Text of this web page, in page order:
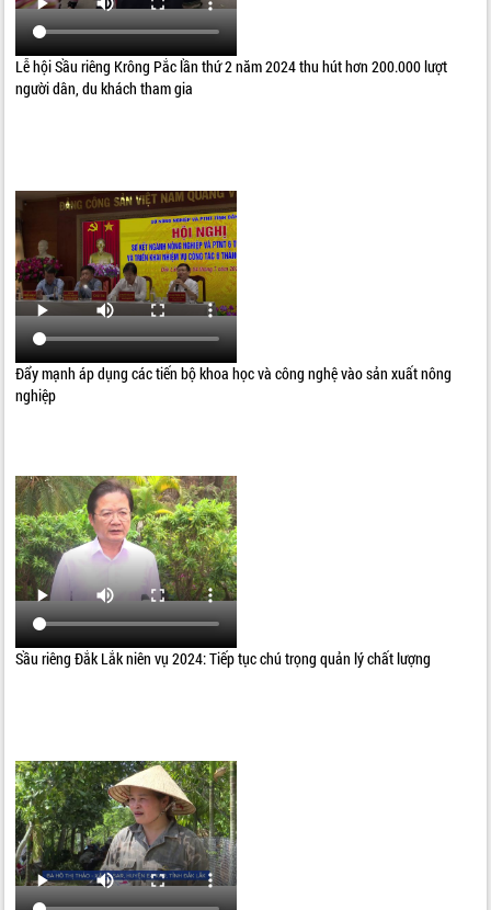
Lễ hội Sầu riêng Krông Pắc lần thứ 2 năm 2024 thu hút hơn 200.000 lượt
người dân, du khách tham gia
Đẩy mạnh áp dụng các tiến bộ khoa học và công nghệ vào sản xuất nông
nghiệp
Sầu riêng Đắk Lắk niên vụ 2024: Tiếp tục chú trọng quản lý chất lượng